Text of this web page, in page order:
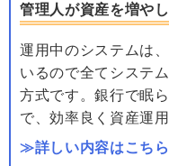
管理人が資産を増や
運用中のシステムは
いるので全てシステ
方式です。銀行で眠
で、効率良く資産運
≫詳しい内容はこち